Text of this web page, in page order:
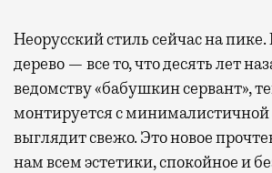
Неорусский стиль сейчас на пике.
дерево — все то, что десять лет
ведомству «бабушкин сервант»,
монтируется с минималистичной
выглядит свежо. Это новое
нам всем эстетики, спокойное и